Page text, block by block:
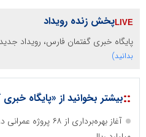
پخش زنده رویداد
پایگاه خبری گفتمان فارس، رویداد
بدانید)
::بیشتر بخوانید از «پایگاه